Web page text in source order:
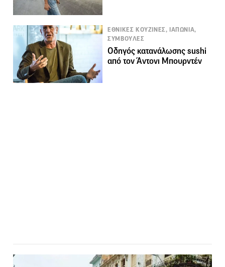
ΕΘΝΙΚΕΣ ΚΟΥΖΙΝΕΣ, ΙΑΠΩΝΙΑ,
ΣΥΜΒΟΥΛΕΣ
Οδηγός κατανάλωσης sushi
από τον Άντονι Μπουρντέν